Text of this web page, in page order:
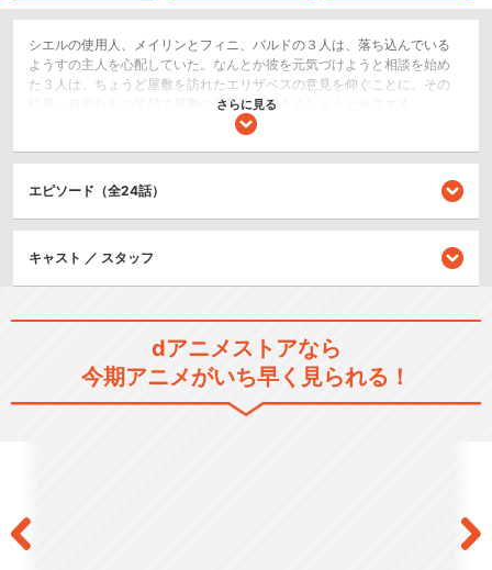
シエルの使用人、メイリンとフィニ、バルドの３人は、落ち込んでいる
ようすの主人を心配していた。なんとか彼を元気づけようと相談を始め
た３人は、ちょうど屋敷を訪れたエリザベスの意見を仰ぐことに。その
結果、自分たちの笑顔で屋敷の雰囲気を明るくしようと決意する。
ホラー/サスペンス/推理
アクション/バトル
シリーズ／関連のアニメ作品
さらに見る
エピソード（全24話）
キャスト ／ スタッフ
dアニメストアなら
今期アニメがいち早く見られる！